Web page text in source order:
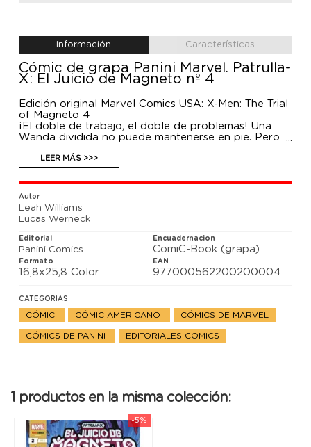
Información Características
Cómic de grapa Panini Marvel. Patrulla-
X: El Juicio de Magneto nº 4
Edición original Marvel Comics USA: X-Men: The Trial
of Magneto 4
¡El doble de trabajo, el doble de problemas! Una
Wanda dividida no puede mantenerse en pie. Pero
hay muchas otras cosas que hacer para superar ese
trance. El caos llega a Krakoa, en el penúltimo
capítulo de la miniserie que afectará decisivamente
al futuro.
LEER MÁS >>>
Autor
Leah Williams
Lucas Werneck
Editorial
Panini Comics
Encuadernacion
ComiC-Book (grapa)
Formato
16,8x25,8 Color
EAN
977000562200200004
CATEGORIAS
CÓMIC CÓMIC AMERICANO CÓMICS DE MARVEL
CÓMICS DE PANINI EDITORIALES COMICS
1 productos en la misma colección:
-5%